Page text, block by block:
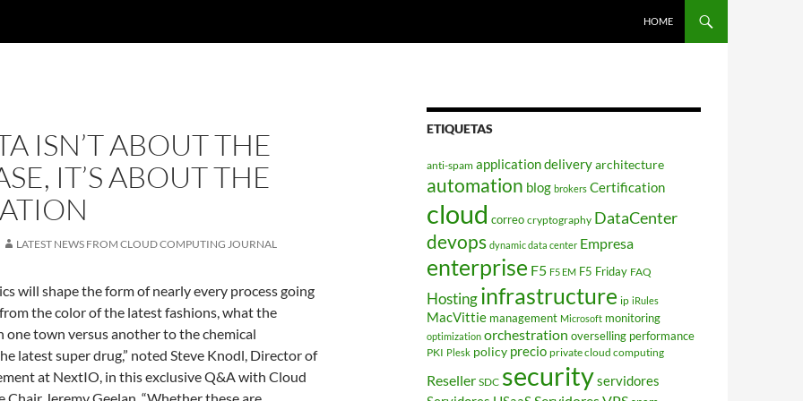
HOME
ISN’T ABOUT THE
IT’S ABOUT THE
LATEST NEWS FROM CLOUD COMPUTING JOURNAL
will shape the form of nearly every process going
the color of the latest fashions, what the
one town versus another to the chemical
latest super drug,” noted Steve Knodl, Director of
at NextIO, in this exclusive Q&A with Cloud
ETIQUETAS
anti-spam application deliveryarchitecture
automation blog brokers Certification
cloud correo cryptography DataCenter
devops dynamic data center Empresa
enterprise F5 F5 EM F5 Friday FAQ
Hostinginfrastructure ip iRules
MacVittie management Microsoft monitoring
optimization orchestration overselling performance
PKI Plesk policy precio private cloud computing
Reseller SDC securityservidores